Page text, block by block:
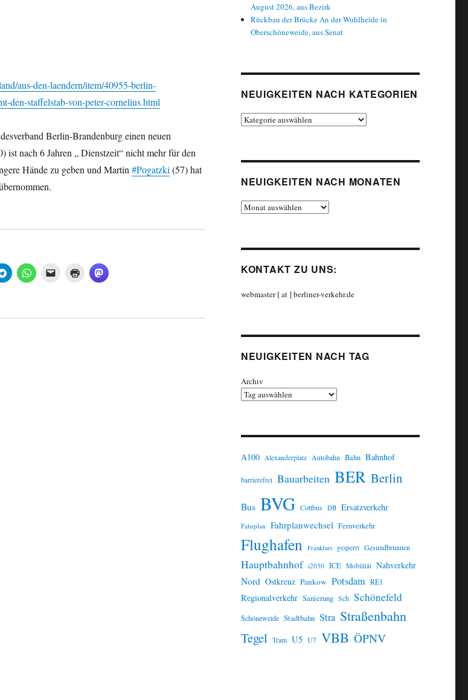
aus-den-laendern/item/40955-berlin-
den-staffelstab-von-peter-cornelius.html
Berlin-Brandenburg einen neuen
ist nach 6 Jahren „ Dienstzeit“ nicht mehr für den
Hände zu geben und Martin #Pogatzki (57) hat
den Staffelstab von Peter Cornelius, aus ProBahn“
August 2026, aus Bezirk
Rückbau der Brücke An der Wuhlheide in
Oberschöneweide, aus Senat
NEUIGKEITEN NACH KATEGORIEN
Neuigkeiten
NEUIGKEITEN NACH MONATEN
Neuigkeiten
KONTAKT ZU UNS:
webmaster [ at ] berliner-verkehr.de
NEUIGKEITEN NACH TAG
Archiv
A100 Alexanderplatz Autobahn Bahn Bahnhof
barrierefrei Bauarbeiten BER Berlin
Bus BVG Cottbus DB Ersatzverkehr
Fahrplan Fahrplanwechsel Fernverkehr
Flughafen Frankfurt gesperrt Gesundbrunnen
Hauptbahnhof i2030 ICE Mobilität Nahverkehr
Nord Ostkreuz Pankow Potsdam RE1
Regionalverkehr Sanierung Sch Schönefeld
Schöneweide Stadtbahn Stra Straßenbahn
Tegel Tram U5 U7 VBB ÖPNV